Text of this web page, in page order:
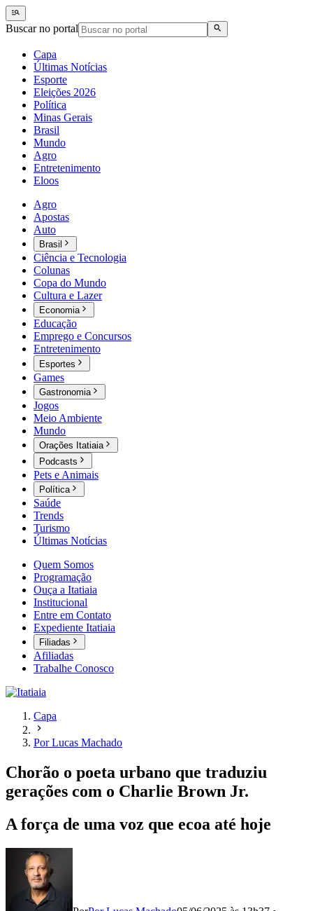
Buscar no portal
Capa
Últimas Notícias
Esporte
Eleições 2026
Política
Minas Gerais
Brasil
Mundo
Agro
Entretenimento
Eloos
Agro
Apostas
Auto
Brasil
Ciência e Tecnologia
Colunas
Copa do Mundo
Cultura e Lazer
Economia
Educação
Emprego e Concursos
Entretenimento
Esportes
Games
Gastronomia
Jogos
Meio Ambiente
Mundo
Orações Itatiaia
Podcasts
Pets e Animais
Política
Saúde
Trends
Turismo
Últimas Notícias
Quem Somos
Programação
Ouça a Itatiaia
Institucional
Entre em Contato
Expediente Itatiaia
Filiadas
Afiliadas
Trabalhe Conosco
Capa
Por Lucas Machado
Chorão o poeta urbano que traduziu
gerações com o Charlie Brown Jr.
A força de uma voz que ecoa até hoje